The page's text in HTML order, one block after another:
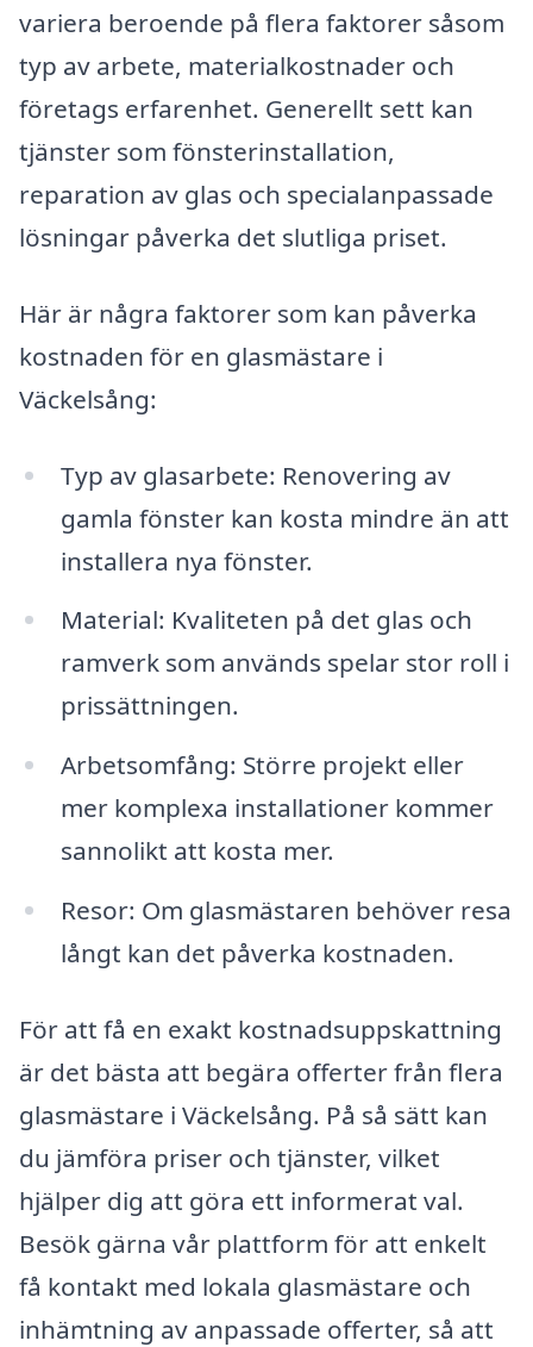
variera beroende på flera faktorer såsom
typ av arbete, materialkostnader och
företags erfarenhet. Generellt sett kan
tjänster som fönsterinstallation,
reparation av glas och specialanpassade
lösningar påverka det slutliga priset.
Här är några faktorer som kan påverka
kostnaden för en glasmästare i
Väckelsång:
Typ av glasarbete: Renovering av
gamla fönster kan kosta mindre än att
installera nya fönster.
Material: Kvaliteten på det glas och
ramverk som används spelar stor roll i
prissättningen.
Arbetsomfång: Större projekt eller
mer komplexa installationer kommer
sannolikt att kosta mer.
Resor: Om glasmästaren behöver resa
långt kan det påverka kostnaden.
För att få en exakt kostnadsuppskattning
är det bästa att begära offerter från flera
glasmästare i Väckelsång. På så sätt kan
du jämföra priser och tjänster, vilket
hjälper dig att göra ett informerat val.
Besök gärna vår plattform för att enkelt
få kontakt med lokala glasmästare och
inhämtning av anpassade offerter, så att